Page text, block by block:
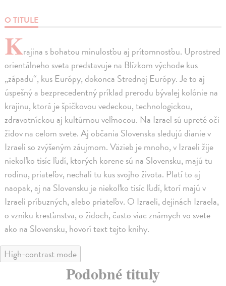
O TITULE
Krajina s bohatou minulosťou aj prítomnosťou. Uprostred
orientálneho sveta predstavuje na Blízkom východe kus
„západu“, kus Európy, dokonca Strednej Európy. Je to aj
úspešný a bezprecedentný príklad prerodu bývalej kolónie na
krajinu, ktorá je špičkovou vedeckou, technologickou,
zdravotníckou aj kultúrnou veľmocou. Na Izrael sú upreté oči
židov na celom svete. Aj občania Slovenska sledujú dianie v
Izraeli so zvýšeným záujmom. Väzieb je mnoho, v Izraeli žije
niekoľko tisíc ľudí, ktorých korene sú na Slovensku, majú tu
rodinu, priateľov, nechali tu kus svojho života. Platí to aj
naopak, aj na Slovensku je niekoľko tisíc ľudí, ktorí majú v
Izraeli príbuzných, alebo priateľov. O Izraeli, dejinách Izraela,
o vzniku kresťanstva, o židoch, často viac známych vo svete
ako na Slovensku, hovorí text tejto knihy.
High-contrast mode
Podobné tituly